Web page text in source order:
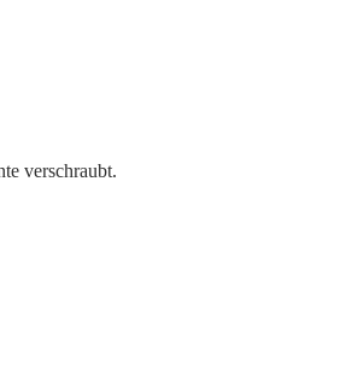
verschraubt.